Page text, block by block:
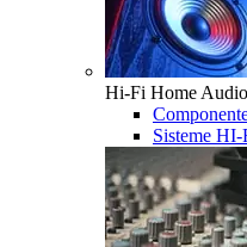
Hi-Fi Home Audio
Sisteme HI-